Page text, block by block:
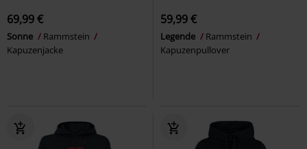
69,99 €
Sonne
Rammstein
Kapuzenjacke
59,99 €
Legende
Rammstein
Kapuzenpullover